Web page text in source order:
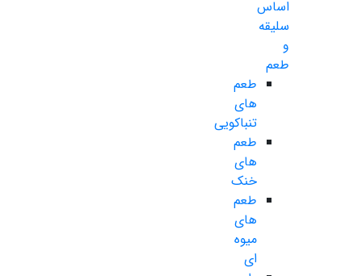
اساس
سلیقه
و
طعم
طعم
های
تنباکویی
طعم
های
خنک
طعم
های
میوه
ای